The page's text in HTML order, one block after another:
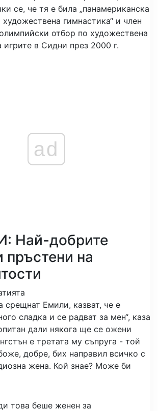
се, че тя е била „панамериканска
гимнастика“ и член
отбор по художествена
игрите в Сидни през 2000 г.
ad
Най-добрите
пръстени на
срещнат Емили, казват, че е
сладка и се радват за мен“, каза
дали някога ще се ожени
е третата му съпруга - той
добре, бих направил всичко с
жена. Кой знае? Може би
това беше женен за